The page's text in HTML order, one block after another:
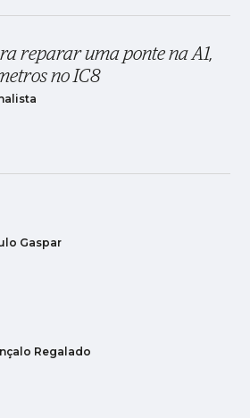
reparar uma ponte na A1,
no IC8
Gaspar
Regalado